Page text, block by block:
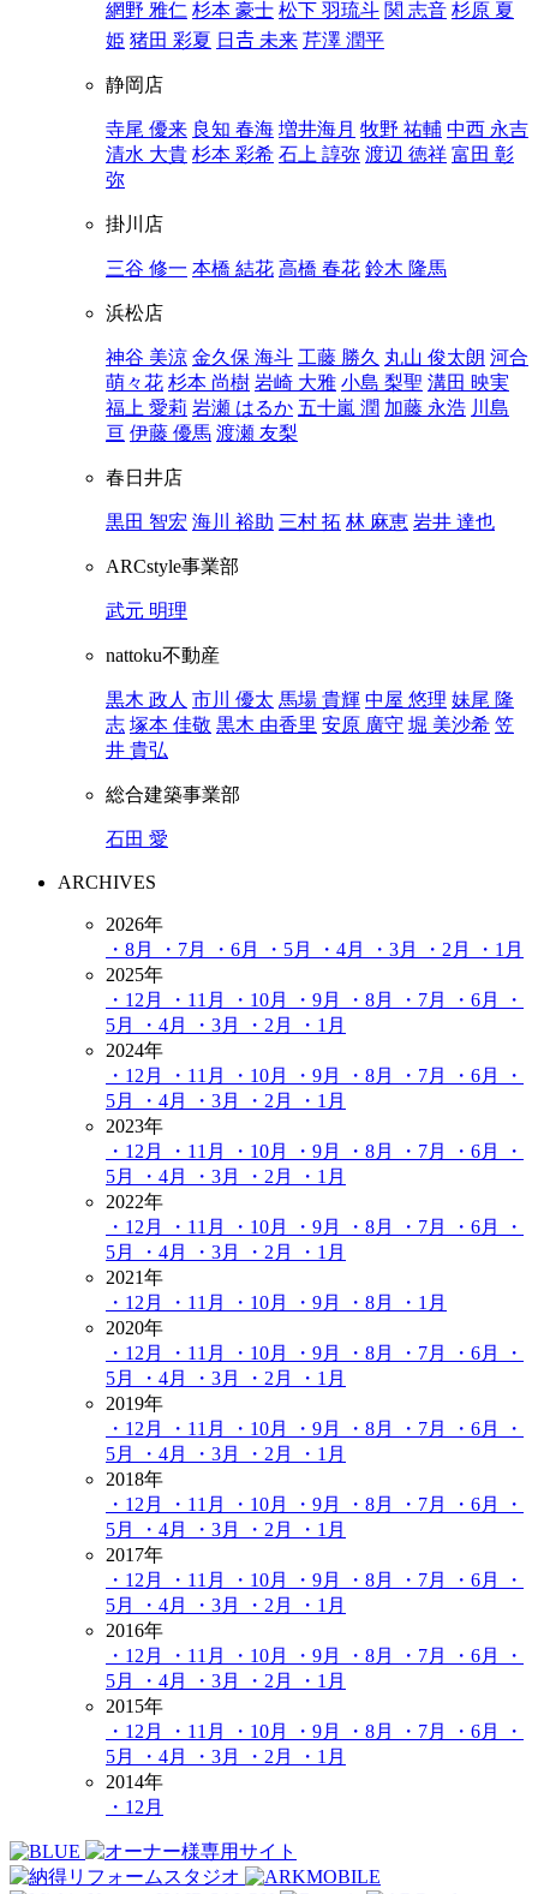
網野 雅仁 杉本 豪士 松下 羽琉斗 関 志音 杉原 夏
姫 猪田 彩夏 日𠮷 未来 芹澤 潤平
静岡店
寺尾 優来 良知 春海 増井海月 牧野 祐輔 中西 永吉
清水 大貴 杉本 彩希 石上 諄弥 渡辺 徳祥 富田 彰
弥
掛川店
三谷 修一 本橋 結花 高橋 春花 鈴木 隆馬
浜松店
神谷 美涼 金久保 海斗 工藤 勝久 丸山 俊太朗 河合
萌々花 杉本 尚樹 岩崎 大雅 小島 梨聖 溝田 映実
福上 愛莉 岩瀬 はるか 五十嵐 潤 加藤 永浩 川島
亘 伊藤 優馬 渡瀬 友梨
春日井店
黒田 智宏 海川 裕助 三村 拓 林 麻恵 岩井 達也
ARCstyle事業部
武元 明理
nattoku不動産
黒木 政人 市川 優太 馬場 貴輝 中屋 悠理 妹尾 隆
志 塚本 佳敬 黒木 由香里 安原 廣守 堀 美沙希 笠
井 貴弘
総合建築事業部
石田 愛
ARCHIVES
2026年
・8月
・7月 ・6月 ・5月 ・4月 ・3月 ・2月
・1月
2025年
・12月
・11月 ・10月 ・9月 ・8月 ・7月 ・6月
・
5月
・4月 ・3月 ・2月
・1月
2024年
・12月
・11月 ・10月 ・9月 ・8月 ・7月 ・6月
・
5月
・4月 ・3月 ・2月
・1月
2023年
・12月
・11月 ・10月 ・9月 ・8月 ・7月 ・6月
・
5月
・4月 ・3月 ・2月
・1月
2022年
・12月
・11月 ・10月 ・9月 ・8月 ・7月 ・6月
・
5月
・4月 ・3月 ・2月
・1月
2021年
・12月
・11月 ・10月 ・9月 ・8月
・1月
2020年
・12月
・11月 ・10月 ・9月 ・8月 ・7月 ・6月
・
5月
・4月 ・3月 ・2月
・1月
2019年
・12月
・11月 ・10月 ・9月 ・8月 ・7月 ・6月
・
5月
・4月 ・3月 ・2月
・1月
2018年
・12月
・11月 ・10月 ・9月 ・8月 ・7月 ・6月
・
5月
・4月 ・3月 ・2月
・1月
2017年
・12月
・11月 ・10月 ・9月 ・8月 ・7月 ・6月
・
5月
・4月 ・3月 ・2月
・1月
2016年
・12月
・11月 ・10月 ・9月 ・8月 ・7月 ・6月
・
5月
・4月 ・3月 ・2月
・1月
2015年
・12月
・11月 ・10月 ・9月 ・8月 ・7月 ・6月
・
5月
・4月 ・3月 ・2月
・1月
2014年
・12月